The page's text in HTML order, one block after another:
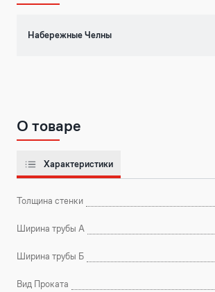
Набережные Челны
О товаре
Характеристики
Толщина стенки
Ширина трубы А
Ширина трубы Б
Вид Проката